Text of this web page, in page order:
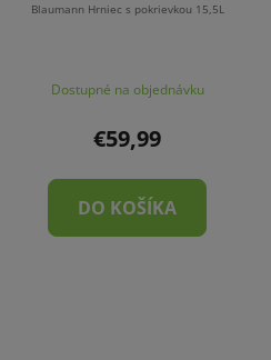
Blaumann Hrniec s pokrievkou 15,5L
Dostupné na objednávku
€59,99
DO KOŠÍKA